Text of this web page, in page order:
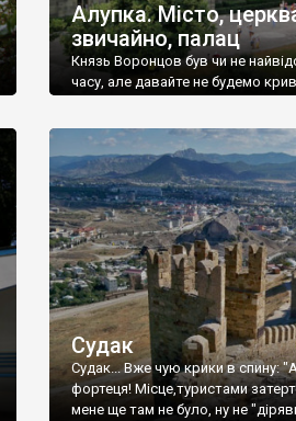
Алупка. Місто,
звичайно, палац
Князь Воронцов був чи не
часу, але давайте не будемо
Судак
Судак... Вже чую крики в спину:
фортеця! Місце,туристами
мене ще там не було, ну не